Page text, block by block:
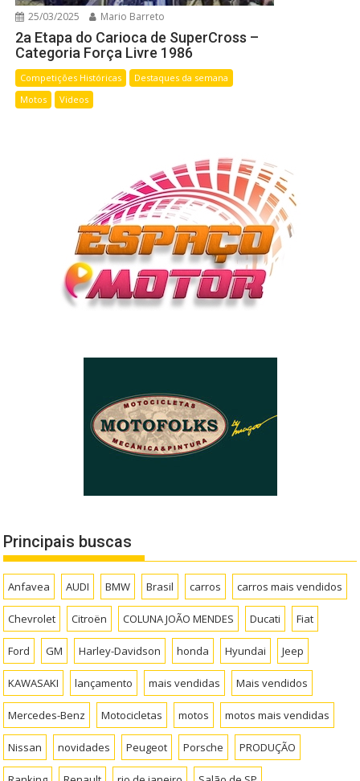
25/03/2025 Mario Barreto
2a Etapa do Carioca de SuperCross –
Categoria Força Livre 1986
Competições Históricas
Destaques da semana
Motos
Videos
Principais buscas
Anfavea AUDI BMW Brasil carros carros mais vendidos
Chevrolet Citroën COLUNA JOÃO MENDES Ducati Fiat
Ford GM Harley-Davidson honda Hyundai Jeep
KAWASAKI lançamento mais vendidas Mais vendidos
Mercedes-Benz Motocicletas motos motos mais vendidas
Nissan novidades Peugeot Porsche PRODUÇÃO